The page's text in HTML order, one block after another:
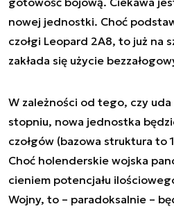
nowej jednostki. Choć
czołgi Leopard 2A8, to już na
zakłada się użycie
W zależności od tego, czy
stopniu, nowa jednostka
czołgów (bazowa struktura to
Choć holenderskie wojska
cieniem potencjału
Wojny, to – paradoksalnie –